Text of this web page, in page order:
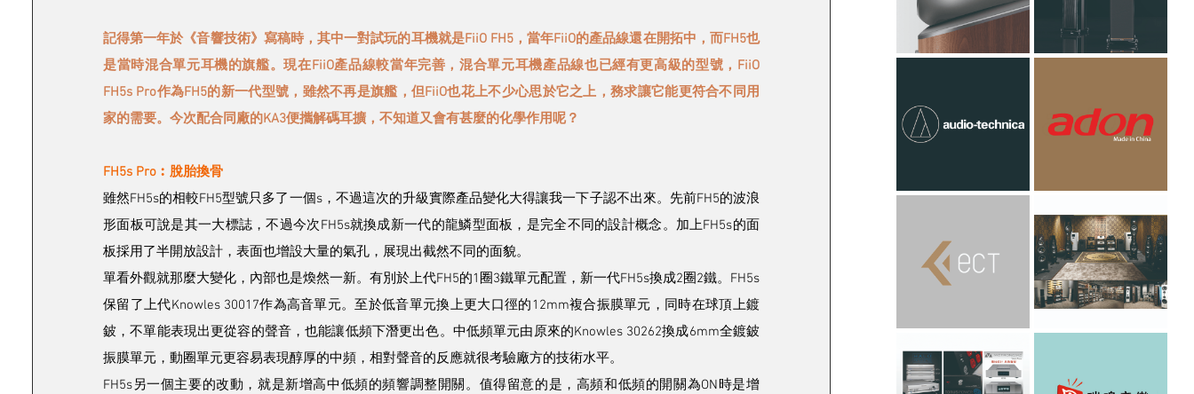
記得第一年於《音響技術》寫稿時，其中一對試玩的耳機就是FiiO FH5，當年FiiO的產品線還在開拓中，而FH5也
是當時混合單元耳機的旗艦。現在FiiO產品線較當年完善，混合單元耳機產品線也已經有更高級的型號，FiiO
FH5s Pro作為FH5的新一代型號，雖然不再是旗艦，但FiiO也花上不少心思於它之上，務求讓它能更符合不同用
家的需要。今次配合同廠的KA3便攜解碼耳擴，不知道又會有甚麼的化學作用呢？
FH5s Pro︰脫胎換骨
雖然FH5s的相較FH5型號只多了一個s，不過這次的升級實際產品變化大得讓我一下子認不出來。先前FH5的波浪
形面板可說是其一大標誌，不過今次FH5s就換成新一代的龍鱗型面板，是完全不同的設計概念。加上FH5s的面
板採用了半開放設計，表面也增設大量的氣孔，展現出截然不同的面貌。
單看外觀就那麼大變化，內部也是煥然一新。有別於上代FH5的1圈3鐵單元配置，新一代FH5s換成2圈2鐵。FH5s
保留了上代Knowles 30017作為高音單元。至於低音單元換上更大口徑的12mm複合振膜單元，同時在球頂上鍍
鈹，不單能表現出更從容的聲音，也能讓低頻下潛更出色。中低頻單元由原來的Knowles 30262換成6mm全鍍鈹
振膜單元，動圈單元更容易表現醇厚的中頻，相對聲音的反應就很考驗廠方的技術水平。
FH5s另一個主要的改動，就是新增高中低頻的頻響調整開關。值得留意的是，高頻和低頻的開關為ON時是增